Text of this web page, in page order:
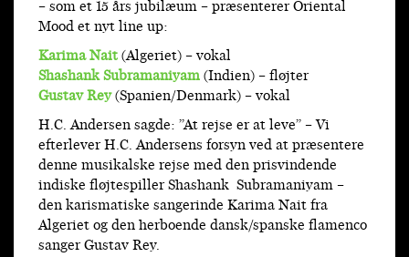
– som et 15 års jubilæum – præsenterer Oriental
Mood et nyt line up:
Karima Nait(Algeriet) – vokal
Shashank Subramaniyam(Indien) – fløjter
Gustav Rey(Spanien/Denmark) – vokal
H.C. Andersen sagde: ”At rejse er at leve” – Vi
efterlever H.C. Andersens forsyn ved at præsentere
denne musikalske rejse med den prisvindende
indiske fløjtespiller Shashank Subramaniyam –
den karismatiske sangerinde Karima Nait fra
Algeriet og den herboende dansk/spanske flamenco
sanger Gustav Rey.